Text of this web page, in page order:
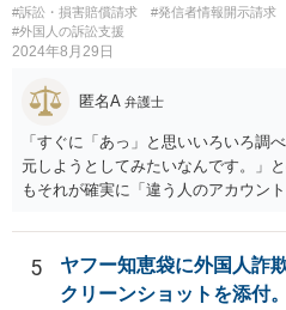
#訴訟・損害賠償請求 #発信者情報開示請求
#外国人の訴訟支援
2024年8月29日
匿名A 弁護士
「すぐに「あっ」と思いいろいろ調
元しようとしてみたいなんです。」
もそれが確実に「違う人のアカウン
できません。余計な心配でしょう。
5
ヤフー知恵袋に外国人詐
クリーンショットを添付